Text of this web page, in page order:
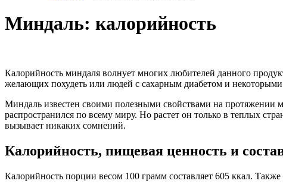
Миндаль: калорийность
Калорийность миндаля волнует многих любителей данного
желающих похудеть или людей с сахарным диабетом и
Миндаль известен своими полезными свойствами на протяжении
распространился по всему миру. Но растет он только в теплых
вызывает никаких сомнений.
Калорийность, пищевая ценность и
Калорийность порции весом 100 грамм составляет 605 ккал.